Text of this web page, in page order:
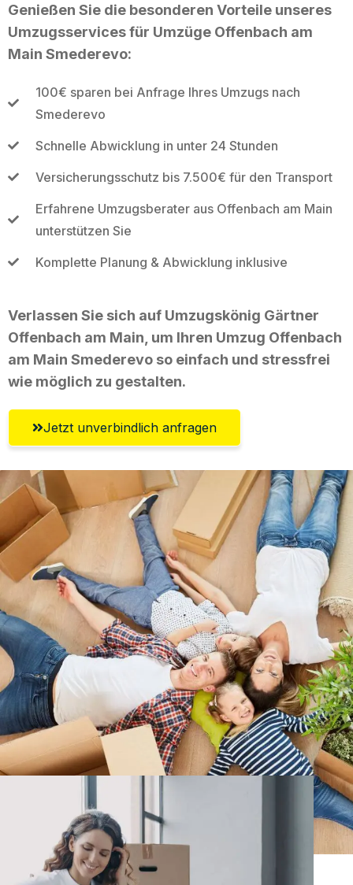
Genießen Sie die besonderen Vorteile unseres
Umzugsservices für Umzüge Offenbach am
Main Smederevo:
100€ sparen bei Anfrage Ihres Umzugs nach
Smederevo
Schnelle Abwicklung in unter 24 Stunden
Versicherungsschutz bis 7.500€ für den Transport
Erfahrene Umzugsberater aus Offenbach am Main
unterstützen Sie
Komplette Planung & Abwicklung inklusive
Verlassen Sie sich auf Umzugskönig Gärtner
Offenbach am Main, um Ihren Umzug Offenbach
am Main Smederevo so einfach und stressfrei
wie möglich zu gestalten.
Jetzt unverbindlich anfragen